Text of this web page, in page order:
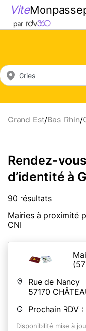
Vite
Grand Est/Bas-Rhin/
Rendez-
d’identité à
90 résultats
Mairies à proximité
CNI
Rue de Nancy
57170
Prochain RDV :
Disponibilité mise à